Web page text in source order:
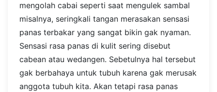
mengolah cabai seperti saat mengulek sambal
misalnya, seringkali tangan merasakan sensasi
panas terbakar yang sangat bikin gak nyaman.
Sensasi rasa panas di kulit sering disebut
cabean atau wedangen. Sebetulnya hal tersebut
gak berbahaya untuk tubuh karena gak merusak
anggota tubuh kita. Akan tetapi rasa panas